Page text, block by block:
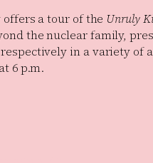
a tour of the Unruly
the nuclear family,
in a variety
6 p.m.